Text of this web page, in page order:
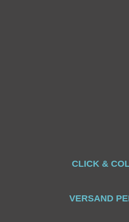
CLICK &
VERSAND